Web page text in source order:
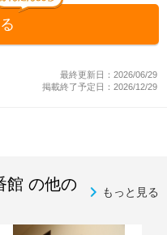
最終更新日：2026/06/29
掲載終了予定日：2026/12/29
館 の他の
もっと見る